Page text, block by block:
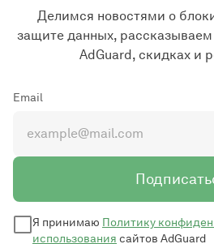
Делимся новостями о
защите данных, рассказываем
AdGuard, скидках и
Email
Я принимаю Политику
использования сайтов AdGuard